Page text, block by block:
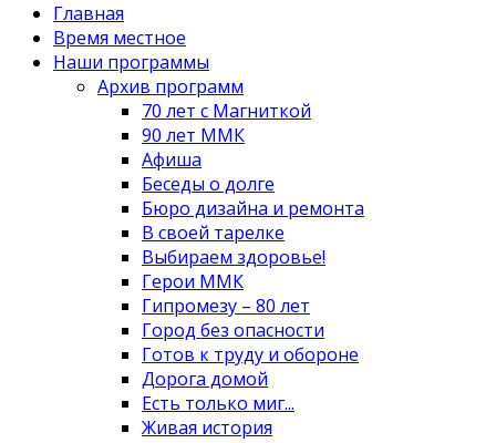
Главная
Время местное
Наши программы
Архив программ
70 лет с Магниткой
90 лет ММК
Афиша
Беседы о долге
Бюро дизайна и ремонта
В своей тарелке
Выбираем здоровье!
Герои ММК
Гипромезу – 80 лет
Город без опасности
Готов к труду и обороне
Дорога домой
Есть только миг...
Живая история